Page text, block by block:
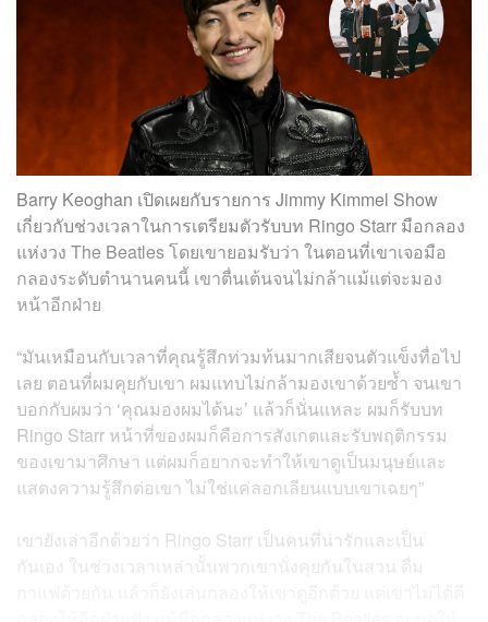
Barry Keoghan เปิดเผยกับรายการ Jimmy Kimmel Show
เกี่ยวกับช่วงเวลาในการเตรียมตัวรับบท Ringo Starr มือกลอง
แห่งวง The Beatles โดยเขายอมรับว่า ในตอนที่เขาเจอมือ
กลองระดับตำนานคนนี้ เขาตื่นเต้นจนไม่กล้าแม้แต่จะมอง
หน้าอีกฝ่าย
“มันเหมือนกับเวลาที่คุณรู้สึกท่วมท้นมากเสียจนตัวแข็งทื่อไป
เลย ตอนที่ผมคุยกับเขา ผมแทบไม่กล้ามองเขาด้วยซ้ำ จนเขา
บอกกับผมว่า ‘คุณมองผมได้นะ’ แล้วก็นั่นแหละ ผมก็รับบท
Ringo Starr หน้าที่ของผมก็คือการสังเกตและรับพฤติกรรม
ของเขามาศึกษา แต่ผมก็อยากจะทำให้เขาดูเป็นมนุษย์และ
แสดงความรู้สึกต่อเขา ไม่ใช่แค่ลอกเลียนแบบเขาเฉยๆ”
เขายังเล่าอีกด้วยว่า Ringo Starr เป็นคนที่น่ารักและเป็น
กันเอง ในช่วงเวลาเหล่านั้นพวกเขานั่งคุยกันในสวน ดื่ม